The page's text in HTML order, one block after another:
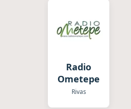
Radio
Ometepe
Rivas